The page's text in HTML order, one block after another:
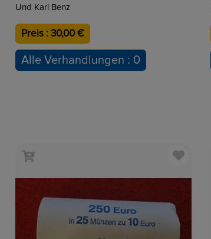
Und Karl Benz
Preis : 30,00 €
Alle Verhandlungen : 0